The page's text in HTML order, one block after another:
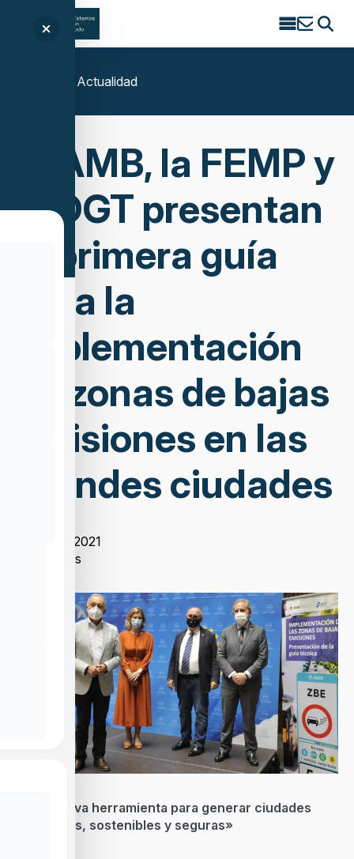
Search
Actualidad
El AMB, la FEMP y
la DGT presentan
la primera guía
para la
implementación
de zonas de bajas
emisiones en las
grandes ciudades
17/06/2021
Noticias
«Una nueva herramienta para generar ciudades
saludables, sostenibles y seguras»